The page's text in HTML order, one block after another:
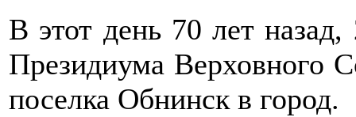
В этот день 70 лет
Президиума Верховного
поселка Обнинск в город.